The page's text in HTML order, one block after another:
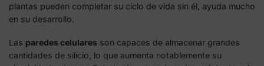
plantas pueden completar su ciclo de vida sin él, ayuda mucho
en su desarrollo.
Las paredes celulares son capaces de almacenar grandes
cantidades de silicio, lo que aumenta notablemente su